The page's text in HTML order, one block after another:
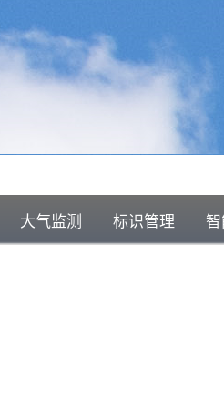
大气监测 标识管理